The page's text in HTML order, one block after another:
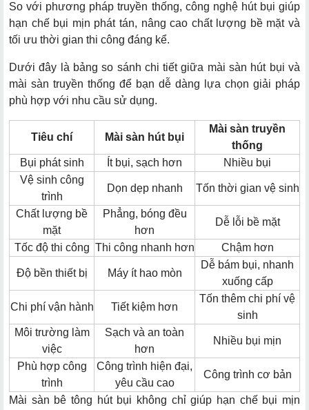
So với phương pháp truyền thống, công nghệ hút bụi giúp
hạn chế bụi mịn phát tán, nâng cao chất lượng bề mặt và
tối ưu thời gian thi công đáng kể.
Dưới đây là bảng so sánh chi tiết giữa mài sàn hút bụi và
mài sàn truyền thống để bạn dễ dàng lựa chọn giải pháp
phù hợp với nhu cầu sử dụng.
Tiêu chí Mài sàn hút bụi
Mài sàn truyền
thống
Bụi phát sinh
Ít bụi, sạch hơn
Nhiều bụi
Vệ sinh công
trình
Dọn dẹp nhanh Tốn thời gian vệ sinh
Chất lượng bề
mặt
Phẳng, bóng đều
hơn
Dễ lỗi bề mặt
Tốc độ thi công Thi công nhanh hơn Chậm hơn
Độ bền thiết bị Máy ít hao mòn
Dễ bám bụi, nhanh
xuống cấp
Chi phí vận hành Tiết kiệm hơn
Tốn thêm chi phí vệ
sinh
Môi trường làm
việc
Sạch và an toàn
hơn
Nhiều bụi mịn
Phù hợp công
trình
Công trình hiện đại,
yêu cầu cao
Công trình cơ bản
Mài sàn bê tông hút bụi không chỉ giúp hạn chế bụi mịn